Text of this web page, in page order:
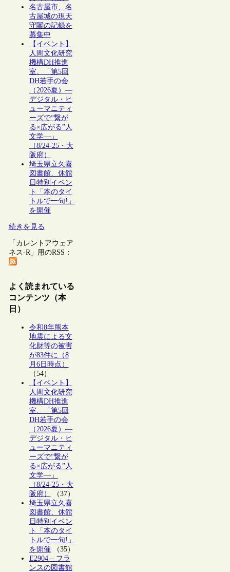
名古屋市、名
古屋城の現天
守閣の記録を
募集中
【イベント】
人間文化研究
機構DH推進
室、「第5回
DH若手の会
（2026夏）―
デジタル・ヒ
ューマニティ
ーズで“繋が
る×広がる”人
文学―」
（8/24-25・大
阪府）
埼玉県立久喜
図書館、休館
日特別イベン
ト「本のタイ
トルで一句!」
を開催
続きを見る
「カレントアウェア
ネス-R」用のRSS：
よく読まれている
コンテンツ（本
日）
令和8年熊本
地震による文
化財等の被害
が83件に（8
月6日時点）
（54）
【イベント】
人間文化研究
機構DH推進
室、「第5回
DH若手の会
（2026夏）―
デジタル・ヒ
ューマニティ
ーズで“繋が
る×広がる”人
文学―」
（8/24-25・大
阪府）
（37）
埼玉県立久喜
図書館、休館
日特別イベン
ト「本のタイ
トルで一句!」
を開催（35）
E2904 – フラ
ンスの図書館